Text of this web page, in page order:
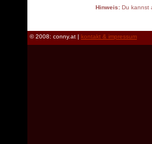
Hinweis:Du kannst
© 2008: conny.at | kontakt & impressum